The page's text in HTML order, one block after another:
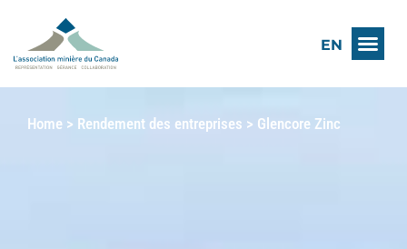
EN
Home > Rendement des entreprises > Glencore Zinc